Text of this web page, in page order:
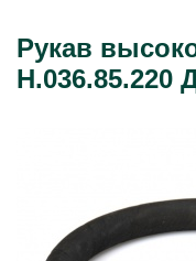
Рукав
Н.036.85.220